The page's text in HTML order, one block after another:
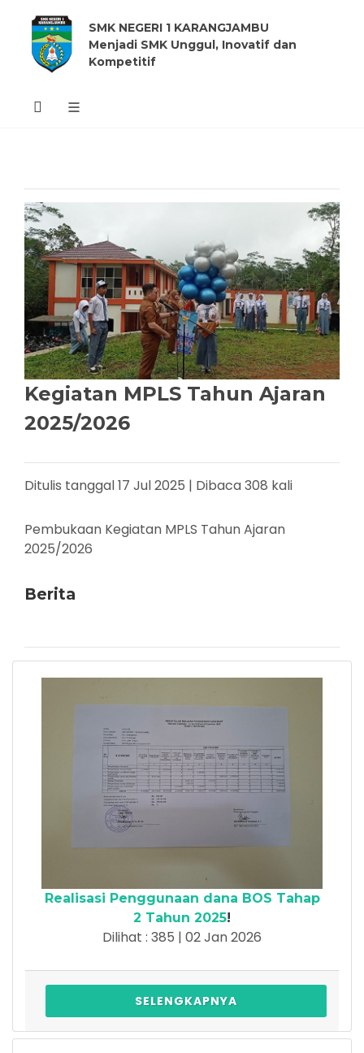
SMK NEGERI 1 KARANGJAMBU
Menjadi SMK Unggul, Inovatif dan
Kompetitif
Kegiatan MPLS Tahun Ajaran
2025/2026
Ditulis tanggal 17 Jul 2025 | Dibaca 308 kali
Pembukaan Kegiatan MPLS Tahun Ajaran
2025/2026
Berita
Realisasi Penggunaan dana BOS Tahap
2 Tahun 2025!
Dilihat : 385 | 02 Jan 2026
SELENGKAPNYA